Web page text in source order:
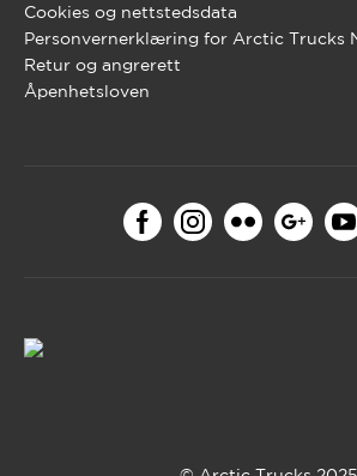
Cookies og nettstedsdata
Personvernerklæring for Arctic Trucks
Retur og angrerett
Åpenhetsloven